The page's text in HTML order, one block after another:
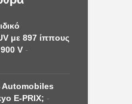
με 897 ίππους
900 V
Automobiles
E-PRIX;